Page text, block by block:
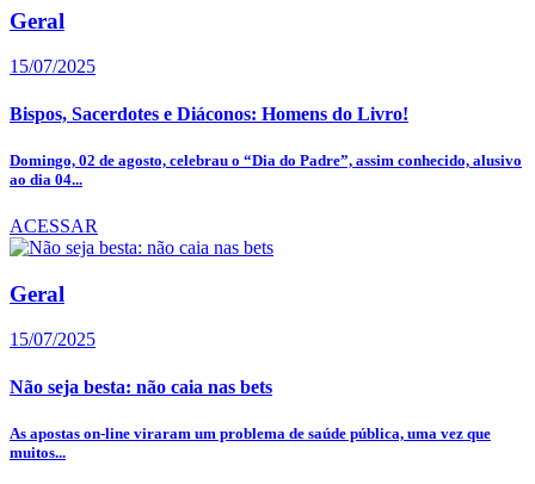
Geral
15/07/2025
Bispos, Sacerdotes e Diáconos: Homens do Livro!
Domingo, 02 de agosto, celebrau o “Dia do Padre”, assim conhecido, alusivo
ao dia 04...
ACESSAR
Geral
15/07/2025
Não seja besta: não caia nas bets
As apostas on-line viraram um problema de saúde pública, uma vez que
muitos...